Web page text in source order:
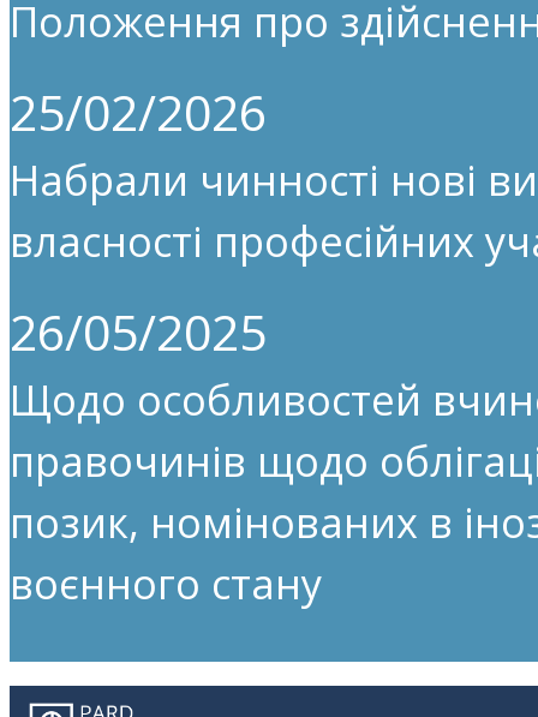
Положення про
25/02/2026
Набрали чинності нові
власності професійних
26/05/2025
Щодо особливостей
правочинів щодо
позик, номінованих в
воєнного стану